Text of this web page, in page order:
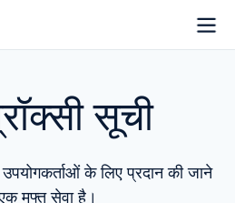
सूची
उपयोगकर्ताओं के लिए प्रदान की जाने
मुफ्त सेवा है।